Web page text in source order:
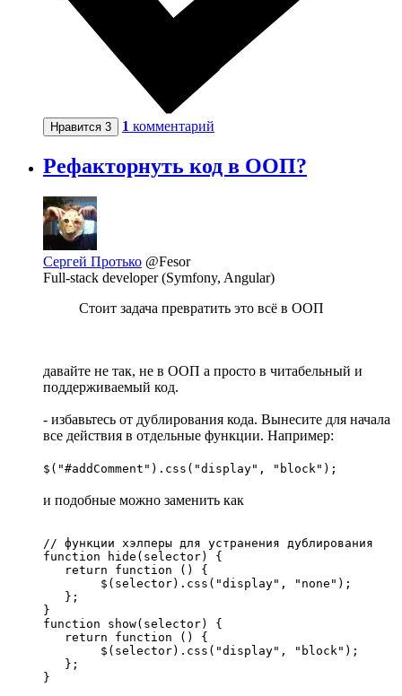
Нравится 3 1 комментарий
Рефакторнуть код в ООП?
Сергей Протько @Fesor
Full-stack developer (Symfony, Angular)
Стоит задача превратить это всё в ООП
давайте не так, не в ООП а просто в читабельный и
поддерживаемый код.
- избавьтесь от дублирования кода. Вынесите для начала
все действия в отдельные функции. Например:
$("#addComment").css("display", "block");
и подобные можно заменить как
// функции хэлперы для устранения дублирования
function hide(selector) {
   return function () {
        $(selector).css("display", "none");
   };
}
function show(selector) {
   return function () {
        $(selector).css("display", "block");
   };
}